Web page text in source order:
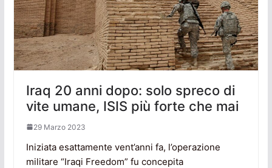
Iraq 20 anni dopo: solo spreco di
vite umane, ISIS più forte che mai
29 Marzo 2023
Iniziata esattamente vent’anni fa, l’operazione
militare “Iraqi Freedom” fu concepita